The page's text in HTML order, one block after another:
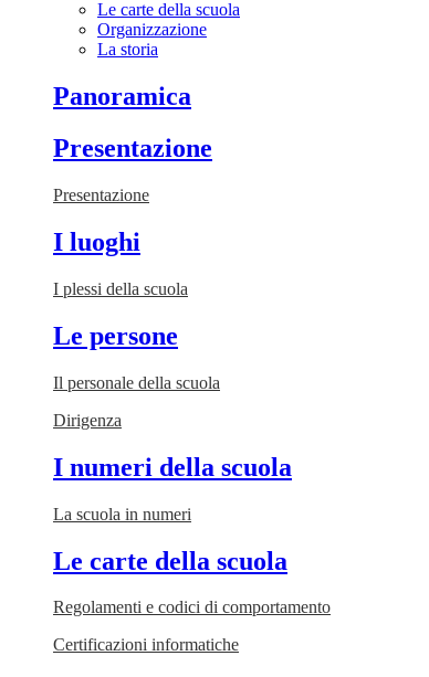
Le carte della scuola
Organizzazione
La storia
Panoramica
Presentazione
Presentazione
I luoghi
I plessi della scuola
Le persone
Il personale della scuola
Dirigenza
I numeri della scuola
La scuola in numeri
Le carte della scuola
Regolamenti e codici di comportamento
Certificazioni informatiche